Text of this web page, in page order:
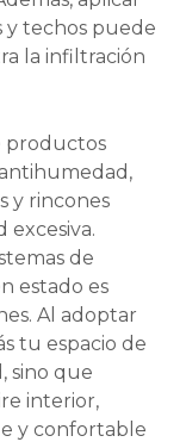
y techos puede
la infiltración
productos
y rincones
excesiva.
de
estado es
Al adoptar
tu espacio de
sino que
interior,
y confortable